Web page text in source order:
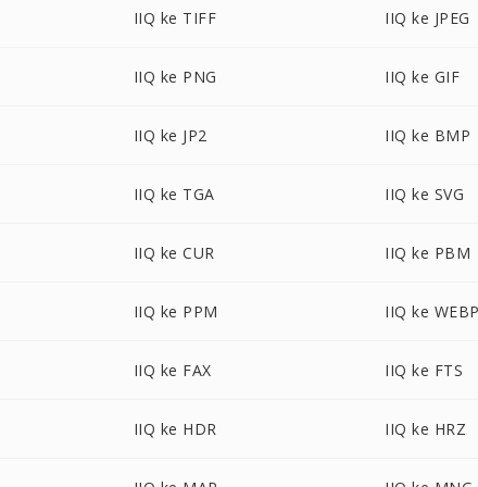
IIQ ke TIFF IIQ ke JPEG
IIQ ke PNG IIQ ke GIF
IIQ ke JP2 IIQ ke BMP
IIQ ke TGA IIQ ke SVG
IIQ ke CUR IIQ ke PBM
IIQ ke PPM IIQ ke
IIQ ke FAX IIQ ke FTS
IIQ ke HDR IIQ ke HRZ